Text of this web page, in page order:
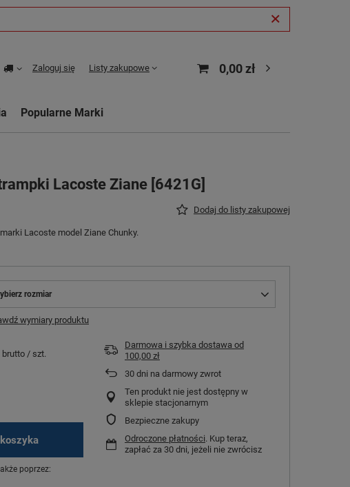
Zaloguj się Listy zakupowe 0,00 zł
Popularne Marki
Lacoste Ziane [6421G]
Dodaj do listy zakupowej
Lacoste model Ziane Chunky.
rozmiar
wymiary produktu
brutto / szt.
poprzez:
Darmowa i szybka dostawa od
100,00 zł
30 dni na darmowy zwrot
Ten produkt nie jest dostępny w
sklepie stacjonarnym
Bezpieczne zakupy
Odroczone płatności. Kup teraz,
zapłać za 30 dni, jeżeli nie zwrócisz